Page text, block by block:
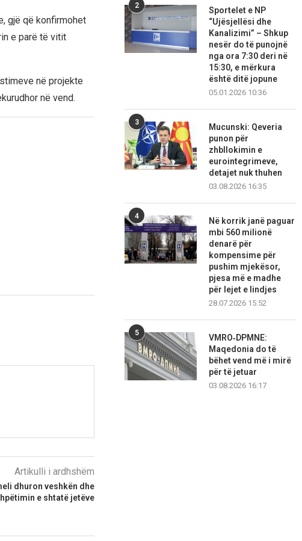
gjë që konfirmohet
e parë të vitit
në projekte
në vend.
Artikulli i ardhshëm
dhuron veshkën dhe
e shtatë jetëve
2
Sportelet e NP
“Ujësjellësi dhe
Kanalizimi” – Shkup
nesër do të punojnë
nga ora 7:30 deri në
15:30, e mërkura
është ditë jopune
05.01.2026 10:36
3
Mucunski: Qeveria
punon për
zhbllokimin e
eurointegrimeve,
detajet nuk thuhen
03.08.2026 16:35
4
Në korrik janë paguar
mbi 560 milionë
denarë për
kompensime për
pushim mjekësor,
pjesa më e madhe
për lejet e lindjes
28.07.2026 15:52
5
VMRO‑DPMNE:
Maqedonia do të
bëhet vend më i mirë
për të jetuar
03.08.2026 16:17